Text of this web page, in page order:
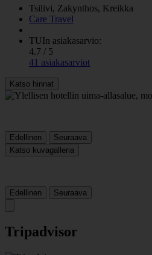
Tsilivi, Zakynthos, Kreikka
Care Travel
TUIn asiakasarvio:
4.7 / 5
41 asiakasarviot
Katso hinnat
Edellinen
Seuraava
Katso kuvagalleria
Edellinen Seuraava
Tripadvisor